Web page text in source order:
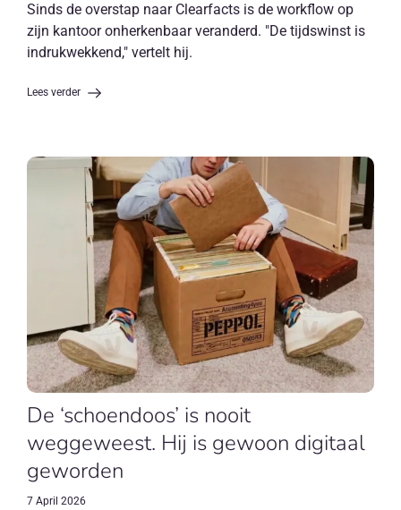
Sinds de overstap naar Clearfacts is de workflow op
zijn kantoor onherkenbaar veranderd. "De tijdswinst is
indrukwekkend," vertelt hij.
Lees verder
De ‘schoendoos’ is nooit
weggeweest. Hij is gewoon digitaal
geworden
7 April 2026